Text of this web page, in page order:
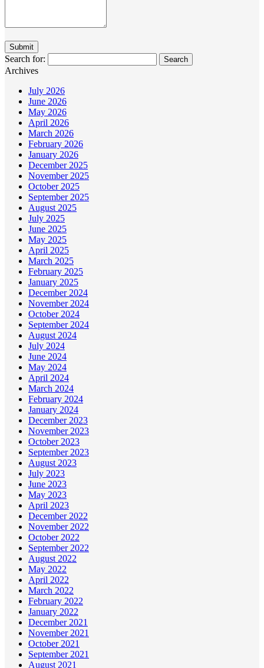
Search for:
Archives
July 2026
June 2026
May 2026
April 2026
March 2026
February 2026
January 2026
December 2025
November 2025
October 2025
September 2025
August 2025
July 2025
June 2025
May 2025
April 2025
March 2025
February 2025
January 2025
December 2024
November 2024
October 2024
September 2024
August 2024
July 2024
June 2024
May 2024
April 2024
March 2024
February 2024
January 2024
December 2023
November 2023
October 2023
September 2023
August 2023
July 2023
June 2023
May 2023
April 2023
December 2022
November 2022
October 2022
September 2022
August 2022
May 2022
April 2022
March 2022
February 2022
January 2022
December 2021
November 2021
October 2021
September 2021
August 2021